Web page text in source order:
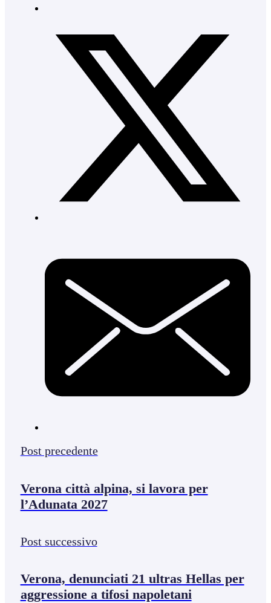
Post precedente
Verona città alpina, si lavora per
l’Adunata 2027
Post successivo
Verona, denunciati 21 ultras Hellas per
aggressione a tifosi napoletani